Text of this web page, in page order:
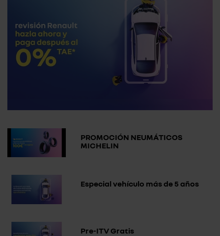
PROMOCIÓN NEUMÁTICOS
MICHELIN
Especial vehículo más de 5 años
Pre-ITV Gratis